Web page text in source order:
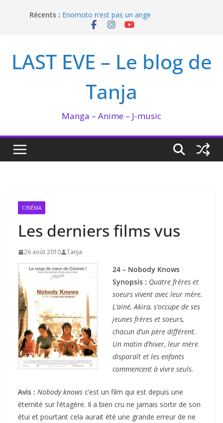
Récents : Enomoto n’est pas un ange
QUEEN BEE enflamme le Bataclan
I’m not in love de Zeniko Sumiya
LAST EVE – Le blog de
Tanja
Manga – Anime – J-music
CINÉMA
Les derniers films vus
26 août 2010 Tanja
24 – Nobody Knows
Synopsis : Quatre frères et
soeurs vivent avec leur mère.
L’ainé, Akira, s’occupe de ses
jeunes frères et soeurs,
chacun d’un père différent.
Un matin d’hiver, leur mère
disparaît et les enfants
commencent à vivre seuls.
Avis : Nobody knows c’est un film qui est depuis une
éternité sur l’étagère. Il a bien cru ne jamais sortir de son
étui et pourtant cela aurait été une grande erreur de ne